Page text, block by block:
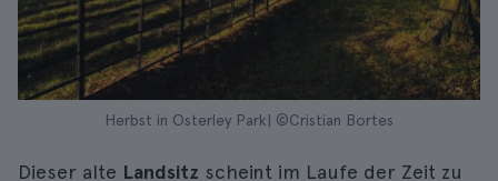
Herbst in Osterley Park| ©Cristian Bortes
Dieser alte Landsitz scheint im Laufe der Zeit zu